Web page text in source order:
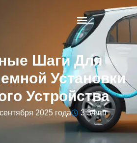
Шаги Для
Установки
Устройства
2025 года 3:34 пп